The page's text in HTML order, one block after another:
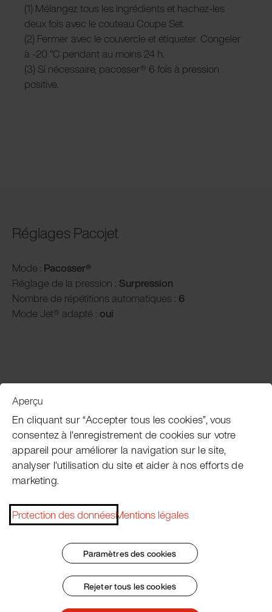
(1) Mélangez tous les ingrédients et hachez-les
deux fois avec le couteau Coupe Set.
(2) Fermer avec le couvercle et étiqueter. Congeler
à -20 °C pendant au moins 24 h.
(3) Si nécessaire, pacosser® 6 fois à pression
positive.
Réglages Pacojet
Mode : Pacosser®
Réglage de la pression : Surpression
Nombre de répétitions automatiques : 6
Mode Jet® adapté : oui
Subscribe Pacojet Newsletter
Would you like to be regularly updated on news, event
Conditions Générales
Protection des données
Aperçu
En cliquant sur “Accepter tous les cookies”, vous
consentez à l'enregistrement de cookies sur votre
appareil pour améliorer la navigation sur le site,
analyser l'utilisation du site et aider à nos efforts de
marketing.
Protection des donnéesMentions légales
Paramètres des cookies
Rejeter tous les cookies